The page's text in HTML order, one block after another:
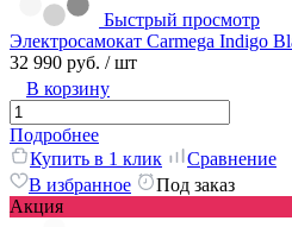
Быстрый просмотр
Электросамокат Carmega Indigo
32 990 руб. / шт
В корзину
Подробнее
Купить в 1 клик
Сравнение
В избранное
Под заказ
Акция